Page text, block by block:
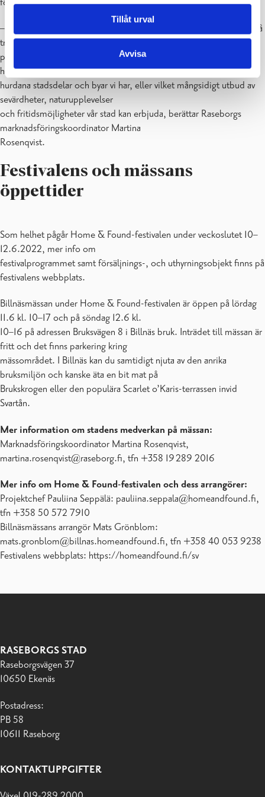
Tillåt urval
Avvisa
– Vi är jätteglada över det här evenemanget och ser fram emot att få
träffa både mässbesökare och
potentiella nya invånare. Vi svarar gärna på frågor om till exempel
hur det är att bo i Raseborg,
hurdana stadsdelar och byar vi har, eller vilket mångsidigt utbud av
sevärdheter, naturupplevelser
och fritidsmöjligheter vår stad kan erbjuda, berättar Raseborgs
marknadsföringskoordinator Martina
Rosenqvist.
Festivalens och mässans
öppettider
Som helhet pågår Home & Found-festivalen under veckoslutet 10–
12.6.2022, mer info om
festivalprogrammet samt försäljnings-, och uthyrningsobjekt finns på
festivalens webbplats.
Billnäsmässan under Home & Found-festivalen är öppen på lördag
11.6 kl. 10–17 och på söndag 12.6 kl.
10–16 på adressen Bruksvägen 8 i Billnäs bruk. Inträdet till mässan är
fritt och det finns parkering kring
mässområdet. I Billnäs kan du samtidigt njuta av den anrika
bruksmiljön och kanske äta en bit mat på
Brukskrogen eller den populära Scarlet o’Karis-terrassen invid
Svartån.
Mer information om stadens medverkan på mässan:
Marknadsföringskoordinator Martina Rosenqvist,
martina.rosenqvist@raseborg.fi, tfn +358 19 289 2016
Mer info om Home & Found-festivalen och dess arrangörer:
Projektchef Pauliina Seppälä: pauliina.seppala@homeandfound.fi,
tfn +358 50 572 7910
Billnäsmässans arrangör Mats Grönblom:
mats.gronblom@billnas.homeandfound.fi, tfn +358 40 053 9238
Festivalens webbplats: https://homeandfound.fi/sv
RASEBORGS STAD
Raseborgsvägen 37
10650 Ekenäs
Postadress:
PB 58
10611 Raseborg
KONTAKTUPPGIFTER